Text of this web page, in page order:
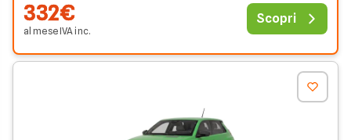
332€
al meseIVAinc.
Scopri